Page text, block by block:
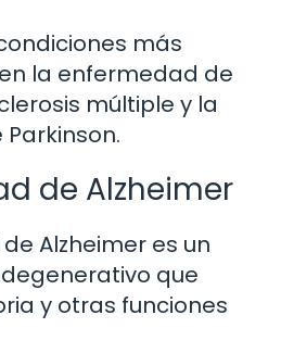
más
la enfermedad de
múltiple y la
de Alzheimer
Alzheimer es un
que
y otras funciones